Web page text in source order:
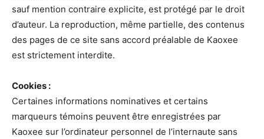
sauf mention contraire explicite, est protégé par le droit
d’auteur. La reproduction, même partielle, des contenus
des pages de ce site sans accord préalable de Kaoxee
est strictement interdite.
Cookies :
Certaines informations nominatives et certains
marqueurs témoins peuvent être enregistrées par
Kaoxee sur l’ordinateur personnel de l’internaute sans